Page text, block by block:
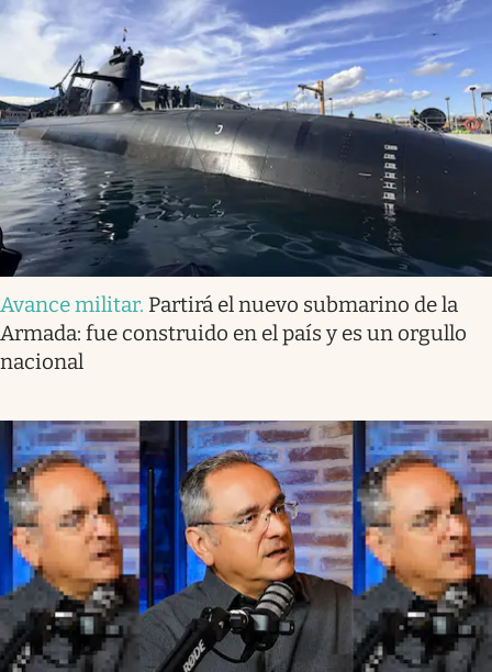
Avance militar. Partirá el nuevo submarino de la
Armada: fue construido en el país y es un orgullo
nacional